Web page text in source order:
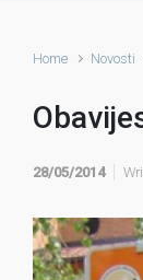
Home Novosti
28/05/2014